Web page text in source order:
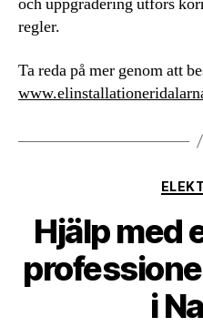
regler.
Ta reda på mer genom att
Hjälp med
i